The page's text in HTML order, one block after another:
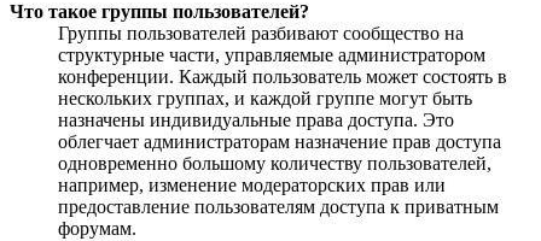
Что такое группы пользователей?
Группы пользователей разбивают сообщество на
структурные части, управляемые администратором
конференции. Каждый пользователь может состоять в
нескольких группах, и каждой группе могут быть
назначены индивидуальные права доступа. Это
облегчает администраторам назначение прав доступа
одновременно большому количеству пользователей,
например, изменение модераторских прав или
предоставление пользователям доступа к приватным
форумам.